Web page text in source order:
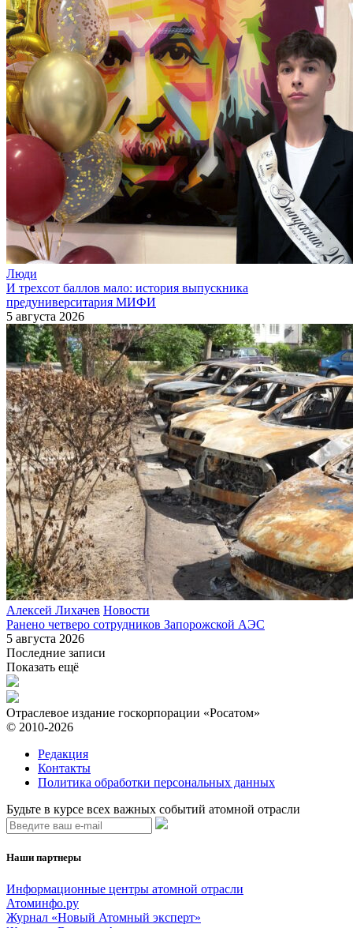
Люди
И трехсот баллов мало: история выпускника
предуниверситария МИФИ
5 августа 2026
Алексей Лихачев Новости
Ранено четверо сотрудников Запорожской АЭС
5 августа 2026
Последние записи
Показать ещё
Отраслевое издание госкорпорации «Росатом»
© 2010-2026
Редакция
Контакты
Политика обработки персональных данных
Будьте в курсе всех важных событий атомной отрасли
Наши партнеры
Информационные центры атомной отрасли
Атоминфо.ру
Журнал «Новый Атомный эксперт»